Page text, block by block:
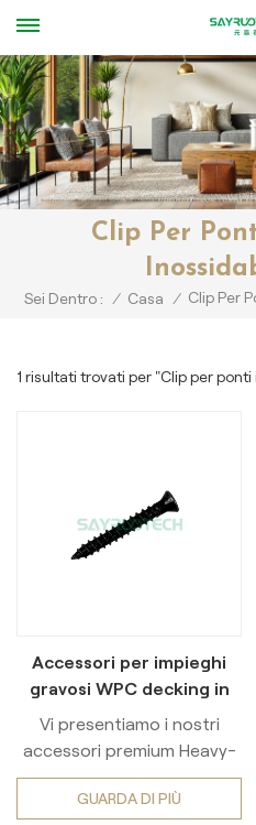
Clip Per
Sei Dentro : / Casa / Clip Per
1 risultati trovati per "Clip per
Accessori per impieghi
gravosi WPC decking in
acciaio inossidabile
Vi presentiamo i nostri
accessori premium Heavy-
Duty per pavimenti in WPC,
realizzati in acciaio
GUARDA DI PIÙ